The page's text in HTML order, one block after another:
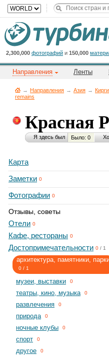
2,300,000 фотографий и 150,000
Направления Ленты
→ Направления → Азия →
remains
Красная
Я здесь был Было: 0
Карта
Заметки 0
Фотографии 0
Отзывы, советы
Отели 0
Кафе, рестораны 0
Достопримечательности 0 / 1
архитектура, памятники,
0 / 1
музеи, выставки 0
театры, кино, музыка 0
развлечения 0
природа 0
ночные клубы 0
спорт 0
другое 0
Cейчас
на
сайте:
Title
Button